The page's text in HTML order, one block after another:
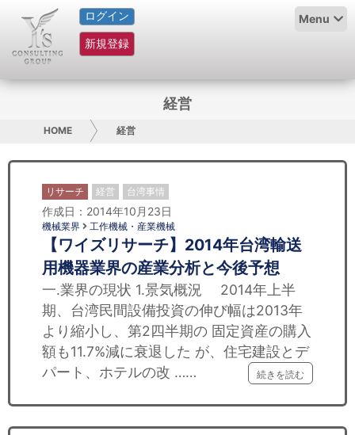
ログイン
新規登録
Menu
HOME
サービス紹介
グループ概要
お問い合わせ
日本人にPR
コンサルティング
リサーチ
セミナー
経営
HOME 経営
リサーチ 経営 台湾事情
作成日：2014年10月23日
機械業界 工作機械・産業機械
【ワイズリサーチ】2014年台湾輸送
用機器業界の産業分析と今後予想
一.業界の現状 1.景気概況 2014年上半
期、台湾民間設備投資の伸び幅は2013年
より縮小し、第2四半期の 固定資産の購入
額も11.7%減に衰退した が、住宅建設とデ
パート、ホテルの改 ……
続きを読む